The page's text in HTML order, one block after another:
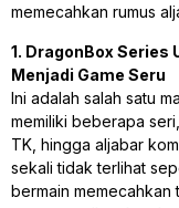
memecahkan rumus
1. DragonBox Series
Menjadi Game Seru
Ini adalah salah satu
memiliki beberapa
TK, hingga aljabar
sekali tidak terlihat
bermain memecahkan